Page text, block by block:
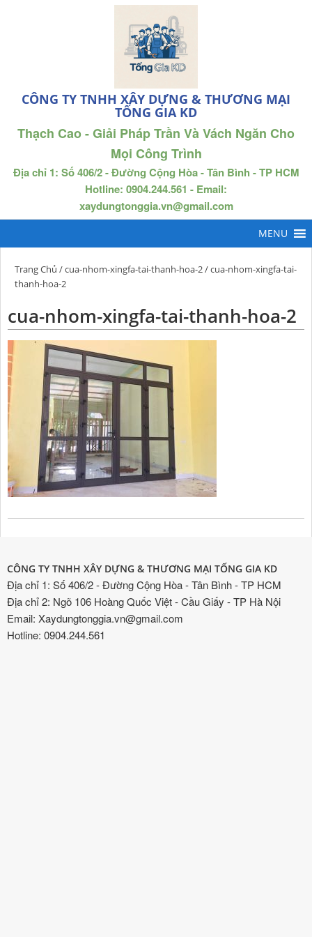
CÔNG TY TNHH XÂY DỰNG & THƯƠNG MẠI
TỐNG GIA KD
Thạch Cao - Giải Pháp Trần Và Vách Ngăn Cho
Mọi Công Trình
Địa chỉ 1: Số 406/2 - Đường Cộng Hòa - Tân Bình - TP HCM
Hotline: 0904.244.561 - Email:
xaydungtonggia.vn@gmail.com
Trang Chủ /cua-nhom-xingfa-tai-thanh-hoa-2/ cua-nhom-xingfa-tai-
thanh-hoa-2
cua-nhom-xingfa-tai-thanh-hoa-2
CÔNG TY TNHH XÂY DỰNG & THƯƠNG MẠI TỐNG GIA KD
Địa chỉ 1: Số 406/2 - Đường Cộng Hòa - Tân Bình - TP HCM
Địa chỉ 2: Ngõ 106 Hoàng Quốc Việt - Cầu Giấy - TP Hà Nội
Email: Xaydungtonggia.vn@gmail.com
Hotline: 0904.244.561